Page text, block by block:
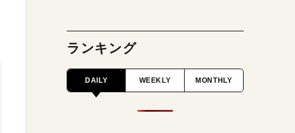
ランキング
DAILY WEEKLY MONTHLY